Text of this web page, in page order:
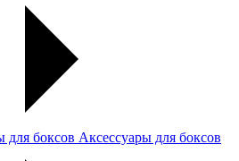
Аксессуары для боксов